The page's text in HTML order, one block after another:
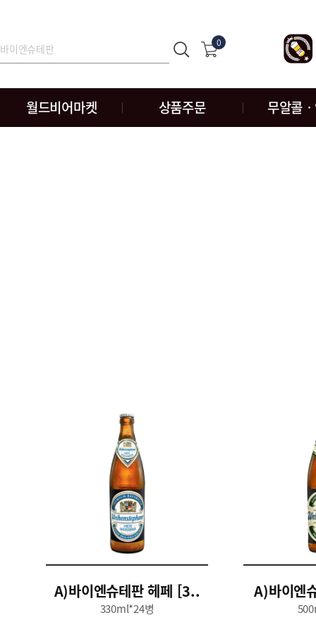
0
월드비어마켓 상품주문 무알콜
A)바이엔슈테판 헤페 [3..
330ml*24병
A)바이엔